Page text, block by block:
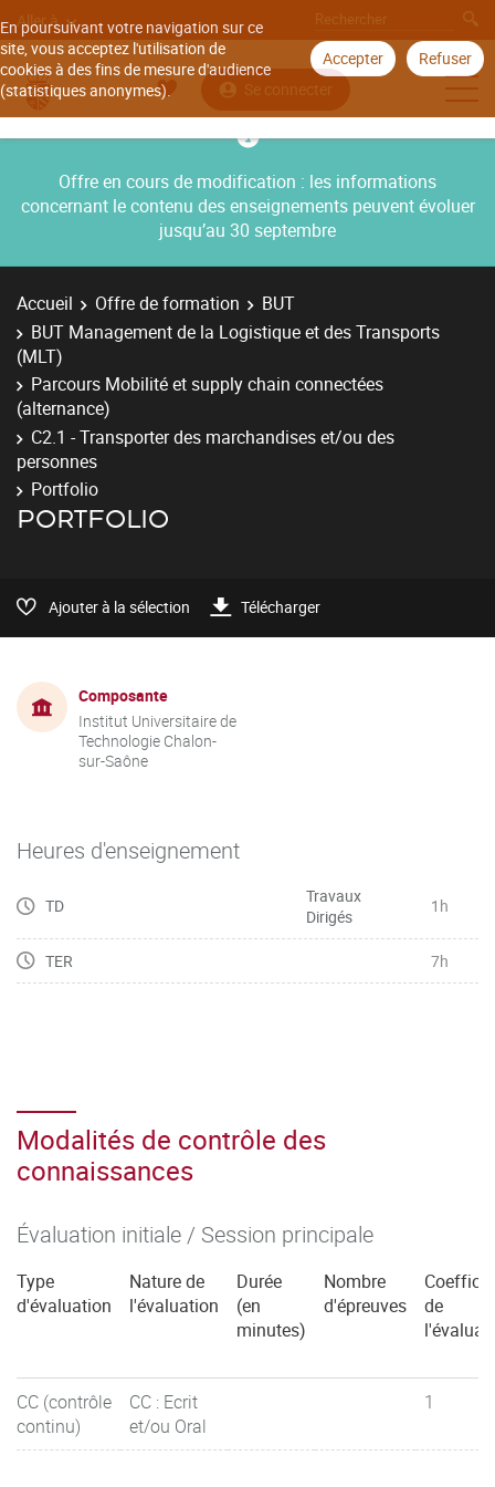
En poursuivant votre navigation sur ce
site, vous acceptez l'utilisation de
cookies à des fins de mesure d'audience
(statistiques anonymes).
Accepter Refuser
Aller à
Se connecter
Offre en cours de modification : les informations
concernant le contenu des enseignements peuvent évoluer
jusqu’au 30 septembre
Accueil Offre de formation
BUT
BUT Management de la Logistique et des Transports
(MLT)
Parcours Mobilité et supply chain connectées
(alternance)
C2.1 - Transporter des marchandises et/ou des
personnes
Portfolio
PORTFOLIO
Ajouter à la sélection Télécharger
Composante
Institut Universitaire de
Technologie Chalon-
sur-Saône
Heures d'enseignement
TD
Travaux
Dirigés
1h
TER 7h
Modalités de contrôle des
connaissances
Évaluation initiale / Session principale
Type
d'évaluation
Nature de
l'évaluation
Durée
(en
minutes)
Nombre
d'épreuves
de
CC (contrôle
continu)
CC : Ecrit
et/ou Oral
1